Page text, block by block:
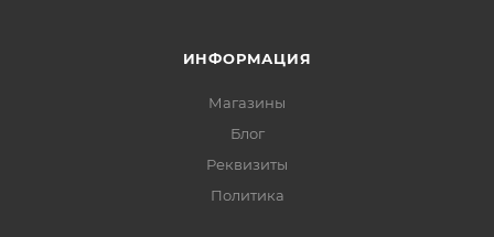
ИНФОРМАЦИЯ
Магазины
Блог
Реквизиты
Политика